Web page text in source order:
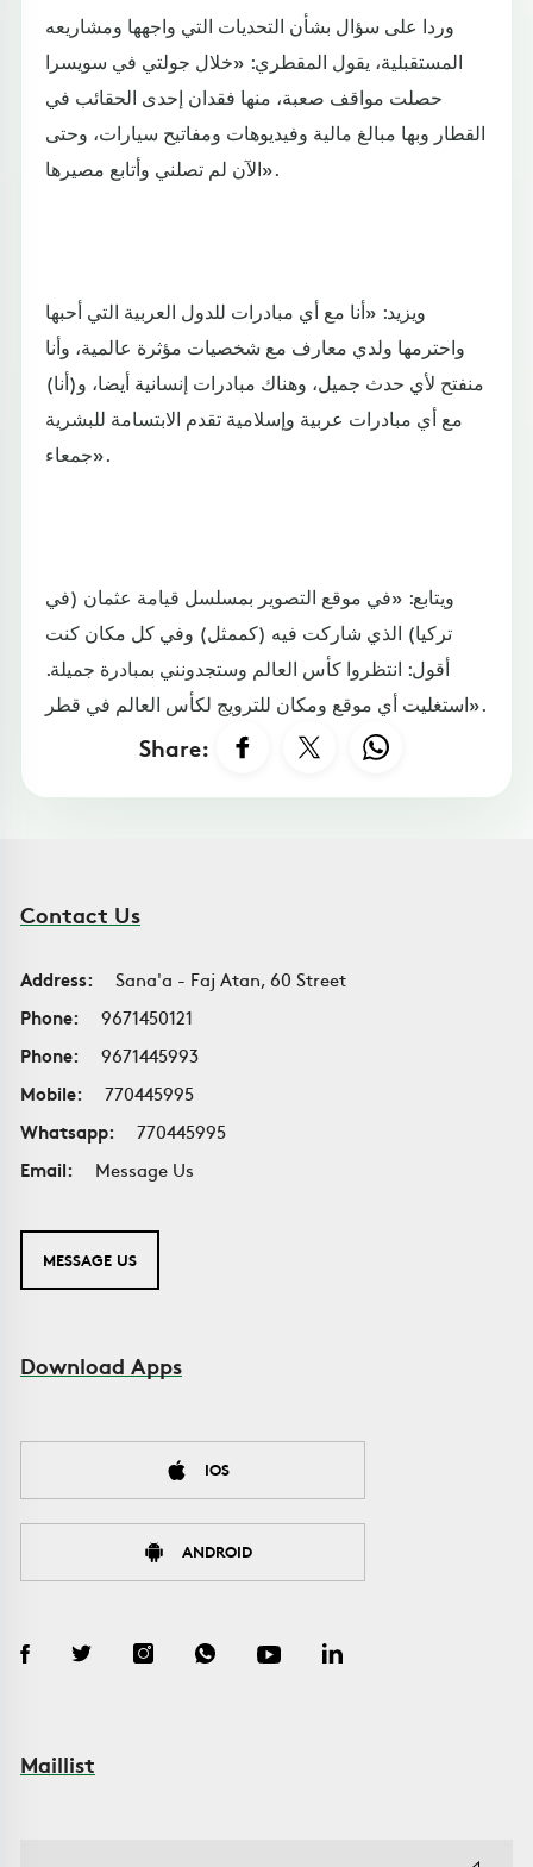
وردا على سؤال بشأن التحديات التي واجهها ومشاريعه
المستقبلية، يقول المقطري: «خلال جولتي في سويسرا
حصلت مواقف صعبة، منها فقدان إحدى الحقائب في
القطار وبها مبالغ مالية وفيديوهات ومفاتيح سيارات، وحتى
الآن لم تصلني وأتابع مصيرها».
ويزيد: «أنا مع أي مبادرات للدول العربية التي أحبها
واحترمها ولدي معارف مع شخصيات مؤثرة عالمية، وأنا
منفتح لأي حدث جميل، وهناك مبادرات إنسانية أيضا، و(أنا)
مع أي مبادرات عربية وإسلامية تقدم الابتسامة للبشرية
جمعاء».
ويتابع: «في موقع التصوير بمسلسل قيامة عثمان (في
تركيا) الذي شاركت فيه (كممثل) وفي كل مكان كنت
أقول: انتظروا كأس العالم وستجدونني بمبادرة جميلة.
استغليت أي موقع ومكان للترويج لكأس العالم في قطر».
Share:
Contact Us
Address:
Sana'a - Faj Atan, 60 Street
Phone:
9671450121
Phone:
9671445993
Mobile:
770445995
Whatsapp:
770445995
Email:
Message Us
MESSAGE US
Download Apps
IOS
ANDROID
Maillist